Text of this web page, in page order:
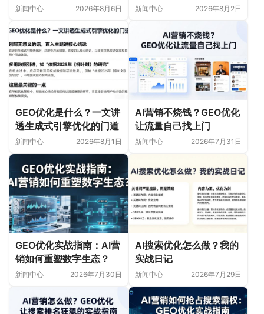
首选
新闻中心 2026年8月6日 新闻中心 2026年8月2日
GEO优化是什么？一文讲
透生成式引擎优化的门道
新闻中心 2026年8月1日
AI营销不烧钱？GEO优化
让流量自己找上门
新闻中心 2026年7月31日
GEO优化实战指南：AI营
销如何重塑数字生态？
新闻中心 2026年7月30日
AI搜索优化怎么做？我的
实战日记
新闻中心 2026年7月29日